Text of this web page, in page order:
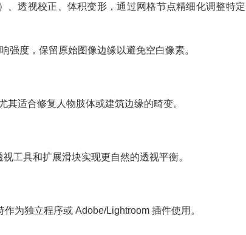
透视校正、体积变形，通过网格节点精细化调整特定
强度，保留原始图像边缘以避免空白像素。
适合修复人物肢体或建筑边缘的畸变。
工具和扩展滑块实现更自然的透视平衡。
为独立程序或 Adobe/Lightroom 插件使用。